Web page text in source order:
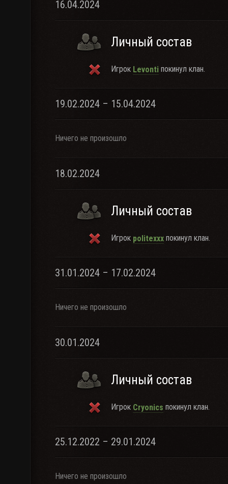
16.04.2024
Личный состав
Игрок Levonti покинул клан.
19.02.2024 – 15.04.2024
Ничего не произошло
18.02.2024
Личный состав
Игрок politexxx покинул клан.
31.01.2024 – 17.02.2024
Ничего не произошло
30.01.2024
Личный состав
Игрок Cryonics покинул клан.
25.12.2022 – 29.01.2024
Ничего не произошло